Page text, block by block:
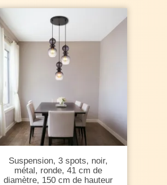
Suspension, 3 spots, noir,
métal, ronde, 41 cm de
diamètre, 150 cm de hauteur